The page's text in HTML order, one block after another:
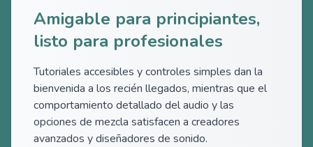
Amigable para principiantes,
listo para profesionales
Tutoriales accesibles y controles simples dan la
bienvenida a los recién llegados, mientras que el
comportamiento detallado del audio y las
opciones de mezcla satisfacen a creadores
avanzados y diseñadores de sonido.